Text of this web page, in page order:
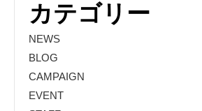
カテゴリー
NEWS
BLOG
CAMPAIGN
EVENT